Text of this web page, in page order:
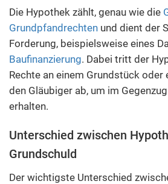
Finanzvergleich
Die Hypothek zählt, genau wie die
Grundpfandrechten und dient der
Forderung, beispielsweise eines
Baufinanzierung. Dabei tritt der
Rechte an einem Grundstück oder
den Gläubiger ab, um im
erhalten.
Unterschied zwischen
Grundschuld
Der wichtigste Unterschied